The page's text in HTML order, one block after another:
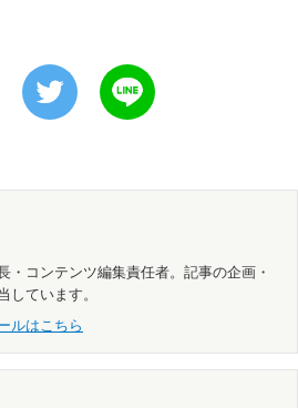
・コンテンツ編集責任者。記事の企画・
しています。
ルはこちら